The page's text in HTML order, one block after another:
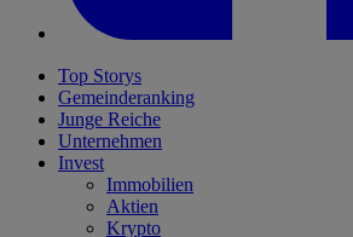
Top Storys
Gemeinderanking
Junge Reiche
Unternehmen
Invest
Immobilien
Aktien
Krypto